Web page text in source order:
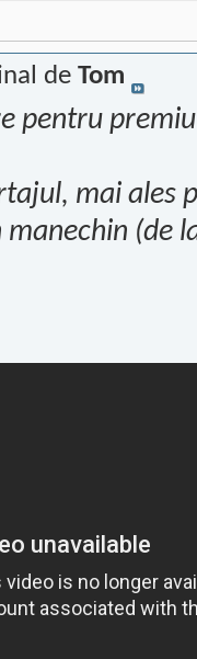
de Tom
pentru
mai ales
(de